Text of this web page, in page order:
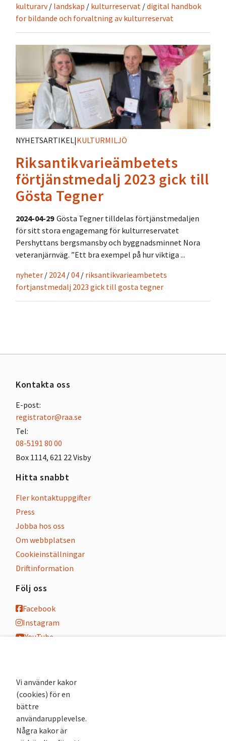
kulturarv / landskap / kulturreservat /digital handbok
for bildande och forvaltning av kulturreservat
NYHETSARTIKEL|KULTURMILJÖ
Riksantikvarieämbetets
förtjänstmedalj 2023 gick till
Gösta Tegner
2024-04-29 Gösta Tegner tilldelas förtjänstmedaljen
för sitt stora engagemang för kulturreservatet
Pershyttans bergsmansby och byggnadsminnet Nora
veteranjärnväg. ”Ett bra exempel på hur viktiga ...
nyheter / 2024 /04 / riksantikvarieambetets
fortjanstmedalj 2023 gick till gosta tegner
Kontakta oss
E-post:
registrator@raa.se
Tel:
08-5191 80 00
Box 1114, 621 22 Visby
Hitta snabbt
Fler kontaktuppgifter
Press
Jobba hos oss
Om webbplatsen
Cookieinställningar
Driftinformation
Följ oss
Facebook
Instagram
YouTube
Nyhetsbrev
Andra webbplatser
Arkivsök
Fornsök
Vi använder kakor
(cookies) för en
bättre
användarupplevelse.
Några kakor är